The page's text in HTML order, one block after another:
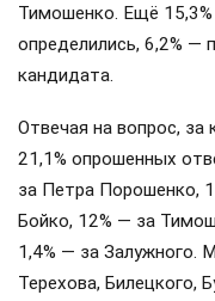
Тимошенко. Ещё 15,3%
определились, 6,2% —
кандидата.
Отвечая на вопрос, за
21,1% опрошенных
за Петра Порошенко,
Бойко, 12% — за
1,4% — за Залужного.
Терехова, Билецкого,